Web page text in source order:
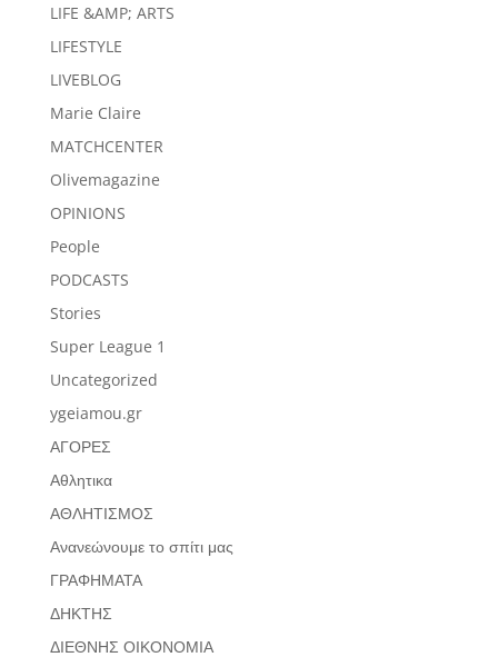
LIFE &AMP; ARTS
LIFESTYLE
LIVEBLOG
Marie Claire
MATCHCENTER
Olivemagazine
OPINIONS
People
PODCASTS
Stories
Super League 1
Uncategorized
ygeiamou.gr
ΑΓΟΡΕΣ
Αθλητικα
ΑΘΛΗΤΙΣΜΟΣ
Ανανεώνουμε το σπίτι μας
ΓΡΑΦΗΜΑΤΑ
ΔΗΚΤΗΣ
ΔΙΕΘΝΗΣ ΟΙΚΟΝΟΜΙΑ